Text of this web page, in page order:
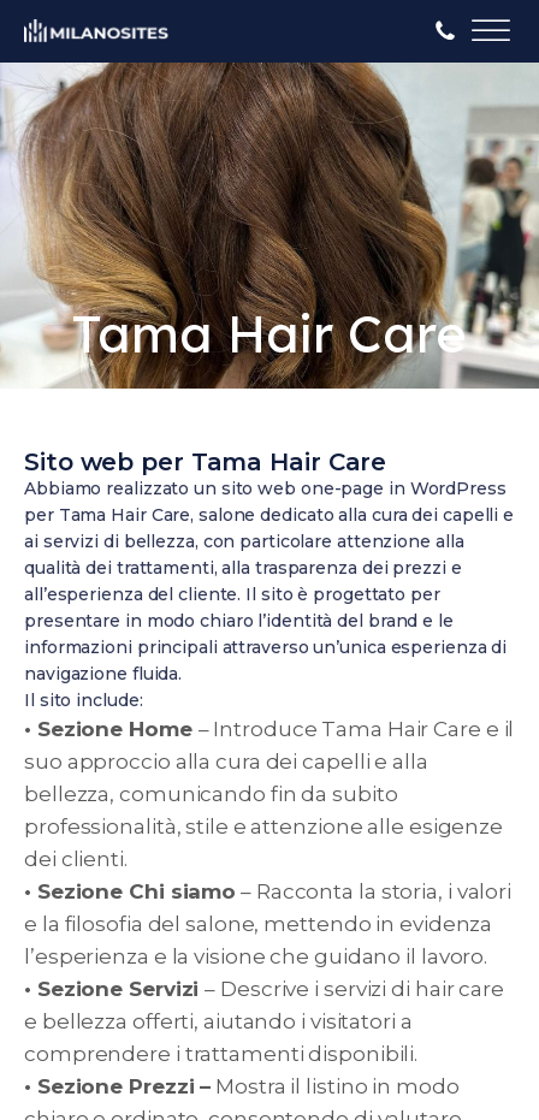
Tama Hair Care
Sito web per Tama Hair Care
Abbiamo realizzato un sito web one-page in WordPress
per Tama Hair Care, salone dedicato alla cura dei capelli e
ai servizi di bellezza, con particolare attenzione alla
qualità dei trattamenti, alla trasparenza dei prezzi e
all’esperienza del cliente. Il sito è progettato per
presentare in modo chiaro l’identità del brand e le
informazioni principali attraverso un’unica esperienza di
navigazione fluida.
Il sito include:
• Sezione Home – Introduce Tama Hair Care e il
suo approccio alla cura dei capelli e alla
bellezza, comunicando fin da subito
professionalità, stile e attenzione alle esigenze
dei clienti.
• Sezione Chi siamo – Racconta la storia, i valori
e la filosofia del salone, mettendo in evidenza
l’esperienza e la visione che guidano il lavoro.
• Sezione Servizi– Descrive i servizi di hair care
e bellezza offerti, aiutando i visitatori a
comprendere i trattamenti disponibili.
• Sezione Prezzi – Mostra il listino in modo